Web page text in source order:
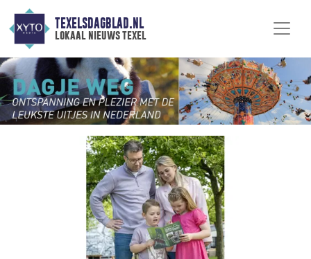
TEXELSDAGBLAD.NL
lokaal nieuws texel